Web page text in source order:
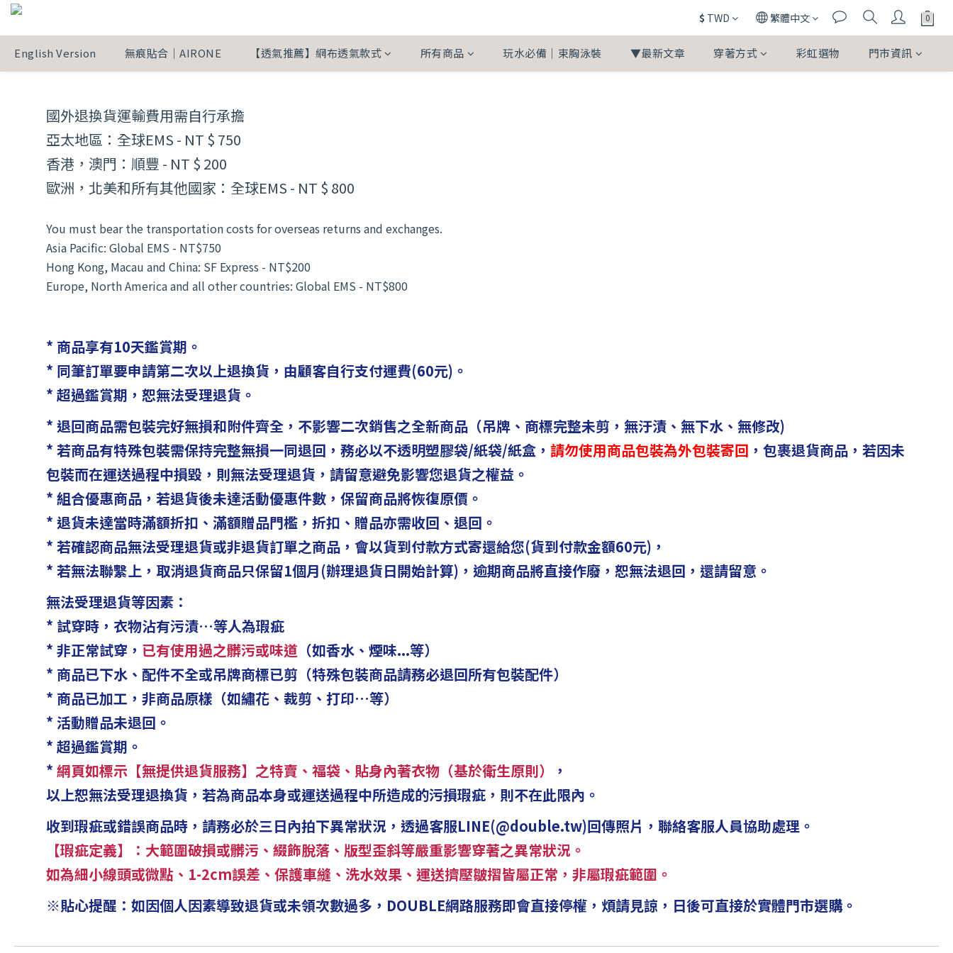
$ TWD 繁體中文
English Version 無痕貼合｜AIRONE 【透氣推薦】網布透氣款式 所有商品 玩水必備｜束胸泳裝 ▼最新文章 穿著方式 彩虹選物 門市資訊
國外退換貨運輸費用需自行承擔
亞太地區：全球EMS - NT $ 750
香港，澳門：順豐 - NT $ 200
歐洲，北美和所有其他國家：全球EMS - NT $ 800
You must bear the transportation costs for overseas returns and exchanges.
Asia Pacific: Global EMS - NT$750
Hong Kong, Macau and China: SF Express - NT$200
Europe, North America and all other countries: Global EMS - NT$800
* 商品享有10天鑑賞期。
* 同筆訂單要申請第二次以上退換貨，由顧客自行支付運費(60元)。
* 超過鑑賞期，恕無法受理退貨。
* 退回商品需包裝完好無損和附件齊全，不影響二次銷售之全新商品（吊牌、商標完整未剪，無汙漬、無下水、無修改)
* 若商品有特殊包裝需保持完整無損一同退回，務必以不透明塑膠袋/紙袋/紙盒， 請勿使用商品包裝為外包裝寄回 ， 包裹退貨商品， 若因未
包裝而在運送過程中損毀，則無法受理退貨，請留意避免影響您退貨之權益。
* 組合優惠商品，若退貨後未達活動優惠件數，保留商品將恢復原價。
* 退貨未達當時滿額折扣、滿額贈品門檻，折扣、贈品亦需收回、退回。
* 若確認商品無法受理退貨或非退貨訂單之商品，會以貨到付款方式寄還給您(貨到付款金額60元)，
* 若無法聯繫上，取消退貨商品只保留1個月(辦理退貨日開始計算)，逾期商品將直接作廢，恕無法退回，還請留意。
無法受理退貨等因素：
* 試穿時，衣物沾有污漬…等人為瑕疵
* 非正常試穿， 已有使用過之髒污或味道 （如香水、煙味...等）
* 商品已下水、配件不全或吊牌商標已剪（特殊包裝商品請務必退回所有包裝配件）
* 商品已加工，非商品原樣（如繡花、裁剪、打印…等）
* 活動贈品未退回。
* 超過鑑賞期。
* 網頁如標示【無提供退貨服務】之特賣、福袋、貼身內著衣物（基於衛生原則）
，
以上恕無法受理退換貨，若為商品本身或運送過程中所造成的污損瑕疵，則不在此限內。
收到瑕疵或錯誤商品時，請務必於三日內拍下異常狀況，透過客服LINE(@double.tw)回傳照片，聯絡客服人員協助處理。
【瑕疵定義】：大範圍破損或髒污、綴飾脫落、版型歪斜等嚴重影響穿著之異常狀況。
如為細小線頭或微點、1-2cm誤差、保護車縫、洗水效果、運送擠壓皺摺皆屬正常，非屬瑕疵範圍。
※貼心提醒：如因個人因素導致退貨或未領次數過多，DOUBLE網路服務即會直接停權，煩請見諒，日後可直接於實體門市選購。